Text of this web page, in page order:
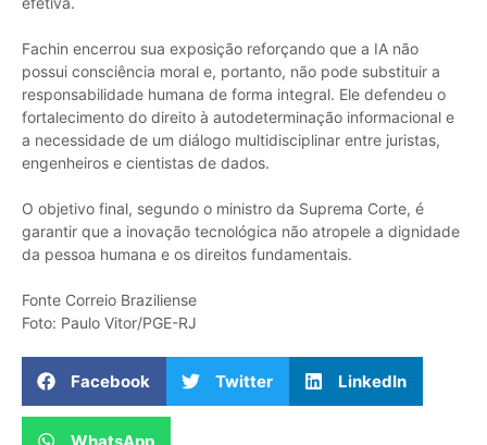
Fachin encerrou sua exposição reforçando que a IA não
possui consciência moral e, portanto, não pode substituir a
responsabilidade humana de forma integral. Ele defendeu o
fortalecimento do direito à autodeterminação informacional e
a necessidade de um diálogo multidisciplinar entre juristas,
engenheiros e cientistas de dados.
O objetivo final, segundo o ministro da Suprema Corte, é
garantir que a inovação tecnológica não atropele a dignidade
da pessoa humana e os direitos fundamentais.
Fonte Correio Braziliense
Foto: Paulo Vitor/PGE-RJ
Facebook Twitter LinkedIn